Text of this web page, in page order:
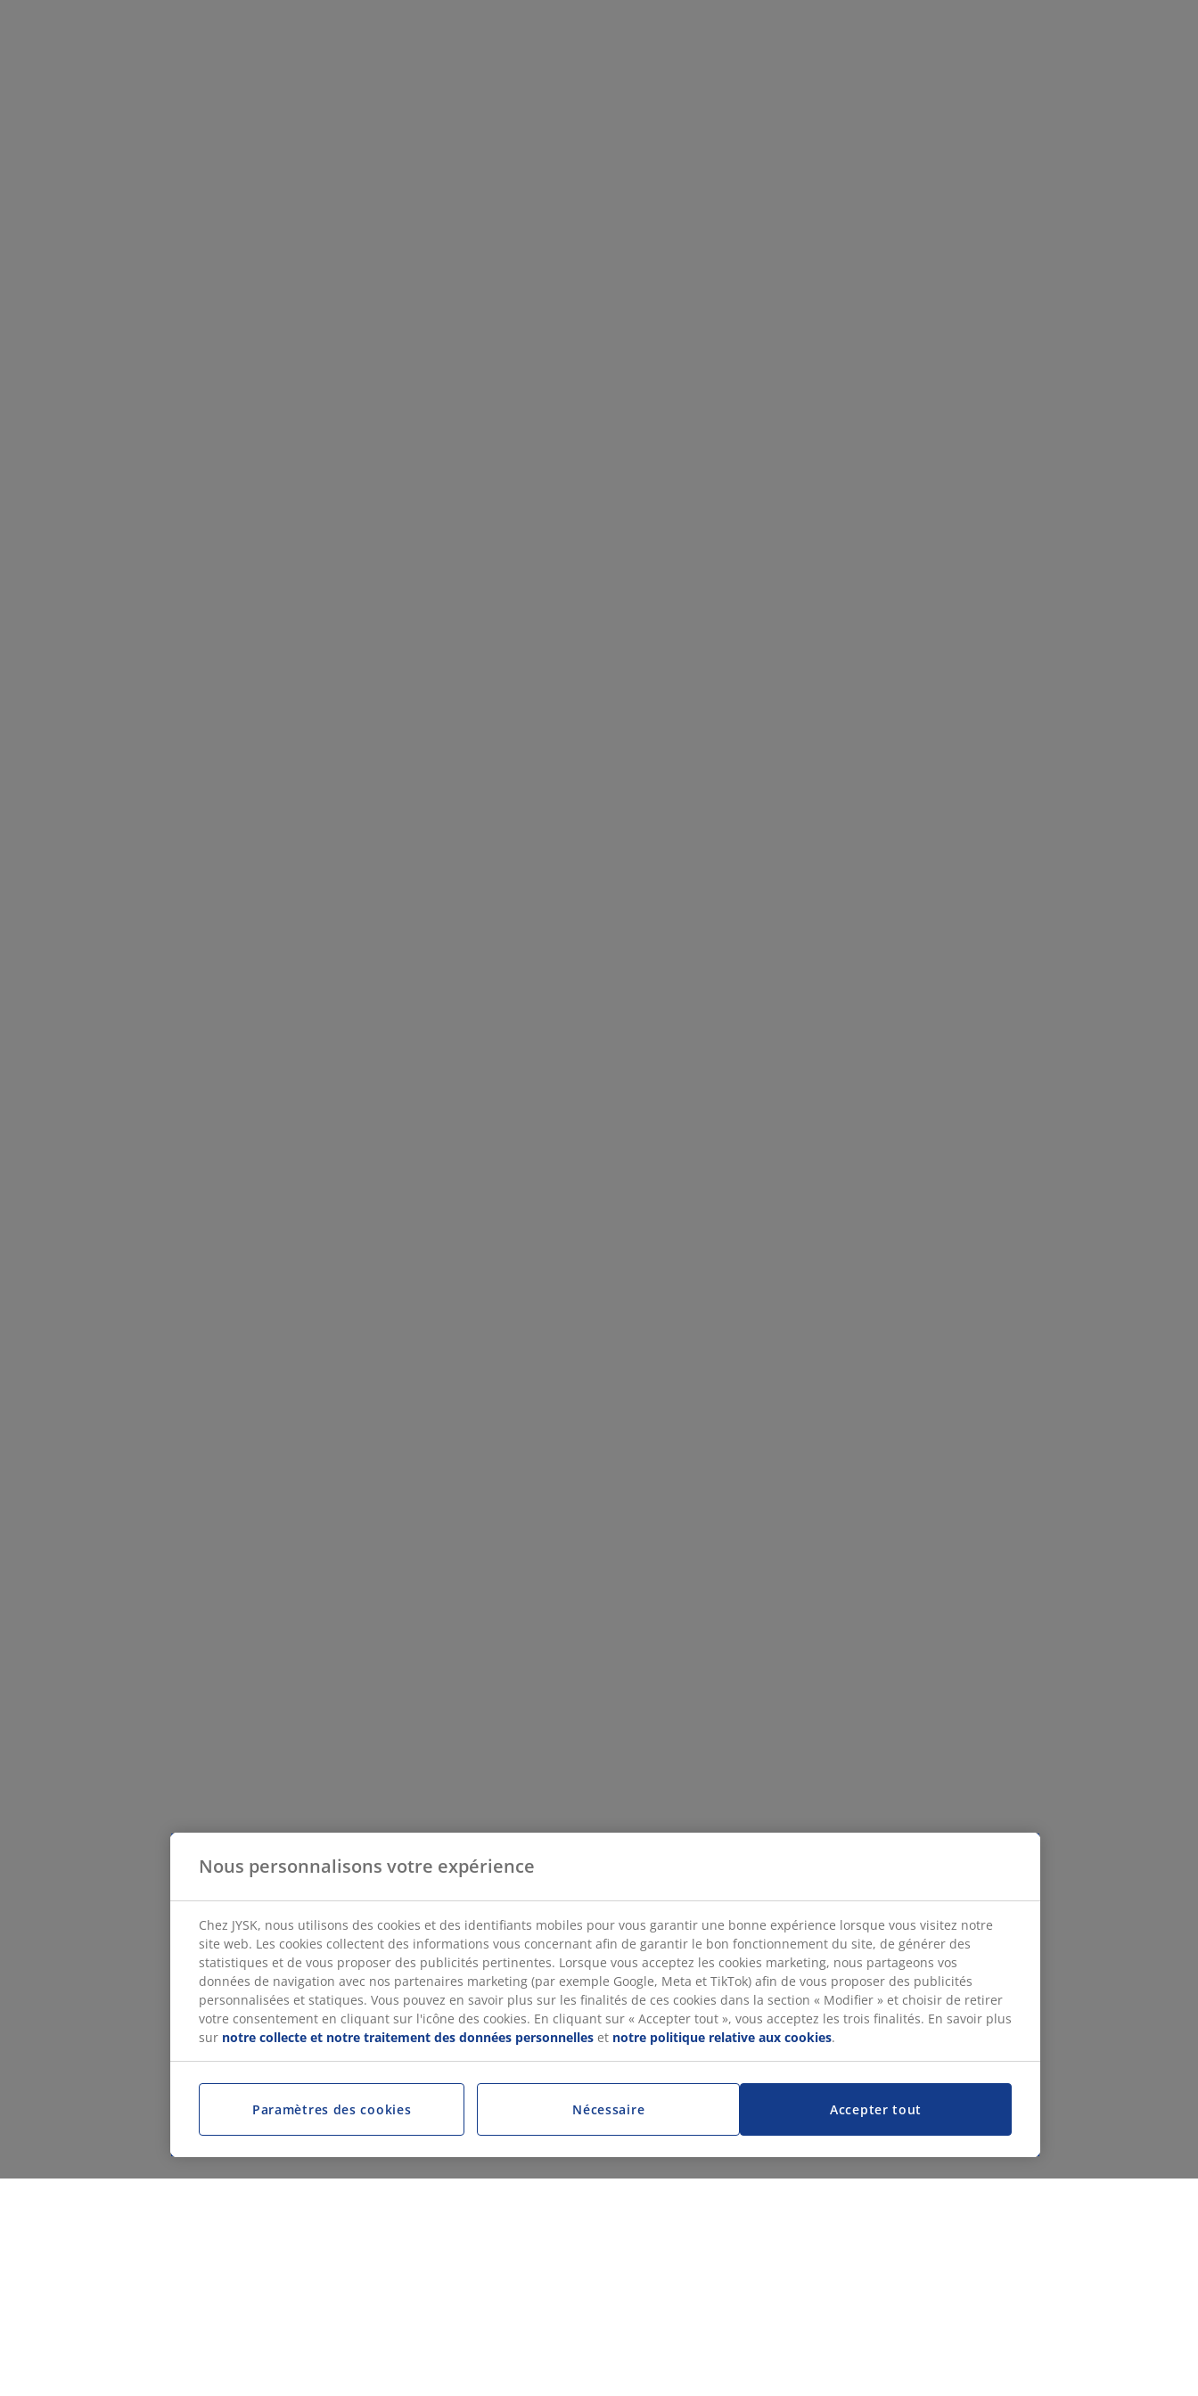
Nous personnalisons votre expérience
Chez JYSK, nous utilisons des cookies et des identifiants mobiles pour vous garantir une bonne expérience lorsque vous visitez notre
site web. Les cookies collectent des informations vous concernant afin de garantir le bon fonctionnement du site, de générer des
statistiques et de vous proposer des publicités pertinentes. Lorsque vous acceptez les cookies marketing, nous partageons vos
données de navigation avec nos partenaires marketing (par exemple Google, Meta et TikTok) afin de vous proposer des publicités
personnalisées et statiques. Vous pouvez en savoir plus sur les finalités de ces cookies dans la section « Modifier » et choisir de retirer
votre consentement en cliquant sur l'icône des cookies. En cliquant sur « Accepter tout », vous acceptez les trois finalités. En savoir plus
sur notre collecte et notre traitement des données personnelles et notre politique relative aux cookies.
Accepter tout
Paramètres des cookies Nécessaire